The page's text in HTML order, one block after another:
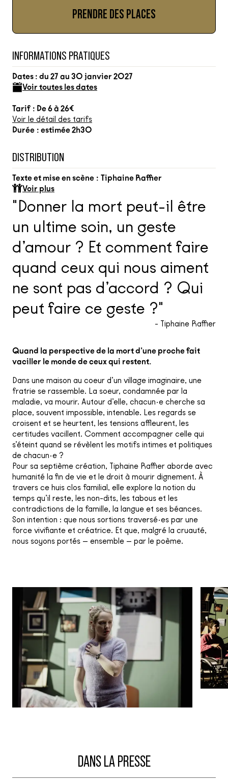
"Donner la mort peut-il être
un ultime soin, un geste
d’amour ? Et comment faire
quand ceux qui nous aiment
ne sont pas d’accord ? Qui
peut faire ce geste ?"
- Tiphaine Raffier
Quand la perspective de la mort d’une proche fait
vaciller le monde de ceux qui restent.
Dans une maison au coeur d’un village imaginaire, une
fratrie se rassemble. La soeur, condamnée par la
maladie, va mourir. Autour d’elle, chacun·e cherche sa
place, souvent impossible, intenable. Les regards se
croisent et se heurtent, les tensions affleurent, les
certitudes vacillent. Comment accompagner celle qui
s’éteint quand se révèlent les motifs intimes et politiques
de chacun·e ?
Pour sa septième création, Tiphaine Raffier aborde avec
humanité la fin de vie et le droit à mourir dignement. À
travers ce huis clos familial, elle explore la notion du
temps qu’il reste, les non-dits, les tabous et les
contradictions de la famille, la langue et ses béances.
Son intention : que nous sortions traversé·es par une
force vivifiante et créatrice. Et que, malgré la cruauté,
nous soyons portés — ensemble — par le poème.
PRENDRE DES PLACES
INFORMATIONS PRATIQUES
Dates : du 27 au 30 janvier 2027
Voir toutes les dates
Tarif : De 6 à 26€
Voir le détail des tarifs
Durée : estimée 2h30
DISTRIBUTION
Texte et mise en scène : Tiphaine Raffier
Voir plus
DANS LA PRESSE